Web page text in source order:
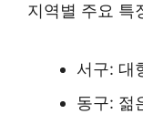
지역별 주요 특
서구: 대
동구: 젊